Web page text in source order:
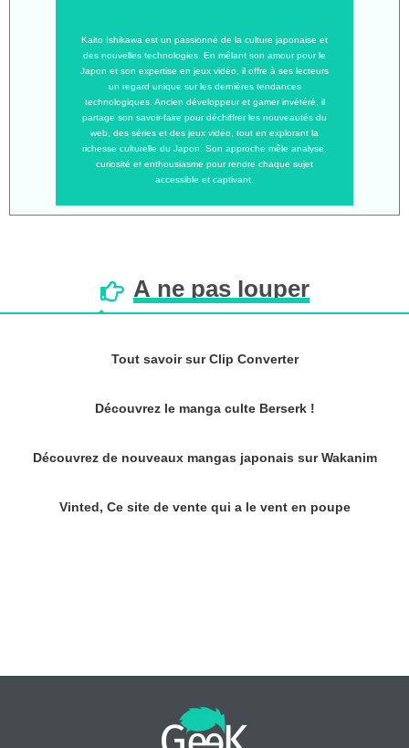
Kaito Ishikawa est un passionné de la culture japonaise et
des nouvelles technologies. En mêlant son amour pour le
Japon et son expertise en jeux vidéo, il offre à ses lecteurs
un regard unique sur les dernières tendances
technologiques. Ancien développeur et gamer invétéré, il
partage son savoir-faire pour déchiffrer les nouveautés du
web, des séries et des jeux vidéo, tout en explorant la
richesse culturelle du Japon. Son approche mêle analyse,
curiosité et enthousiasme pour rendre chaque sujet
accessible et captivant.
À ne pas louper
Tout savoir sur Clip Converter
Découvrez le manga culte Berserk !
Découvrez de nouveaux mangas japonais sur Wakanim
Vinted, Ce site de vente qui a le vent en poupe